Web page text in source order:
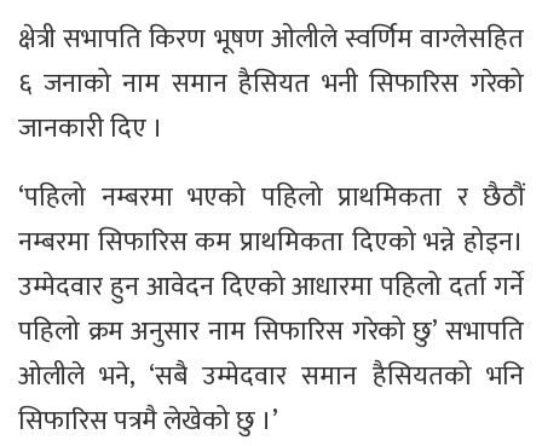
क्षेत्री सभापति किरण भूषण ओलीले स्वर्णिम वाग्लेसहित
६ जनाको नाम समान हैसियत भनी सिफारिस गरेको
जानकारी दिए ।
‘पहिलो नम्बरमा भएको पहिलो प्राथमिकता र छैठौं
नम्बरमा सिफारिस कम प्राथमिकता दिएको भन्ने होइन।
उम्मेदवार हुन आवेदन दिएको आधारमा पहिलो दर्ता गर्ने
पहिलो क्रम अनुसार नाम सिफारिस गरेको छु’ सभापति
ओलीले भने, ‘सबै उम्मेदवार समान हैसियतको भनि
सिफारिस पत्रमै लेखेको छु ।’